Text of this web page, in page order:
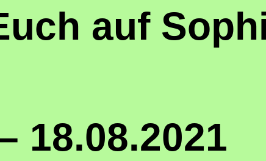
auf
18.08.2021